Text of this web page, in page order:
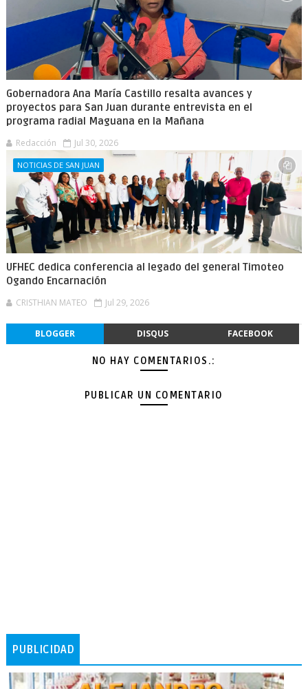
Gobernadora Ana María Castillo resalta avances y
proyectos para San Juan durante entrevista en el
programa radial Maguana en la Mañana
Redacción Jul 30, 2026
NOTICIAS DE SAN JUAN
UFHEC dedica conferencia al legado del general Timoteo
Ogando Encarnación
CRISTHIAN MATEO Jul 29, 2026
BLOGGER DISQUS FACEBOOK
NO HAY COMENTARIOS.:
PUBLICAR UN COMENTARIO
PUBLICIDAD